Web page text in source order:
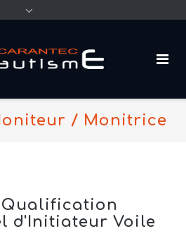
/ Monitrice
d'Initiateur Voile